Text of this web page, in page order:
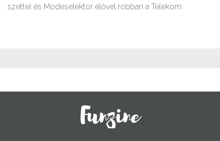
szettel és Modeselektor élővel robban a Telekom